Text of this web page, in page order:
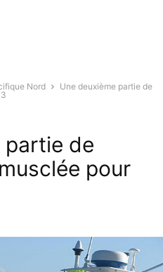
Nord
Une deuxième partie de
partie de
pour